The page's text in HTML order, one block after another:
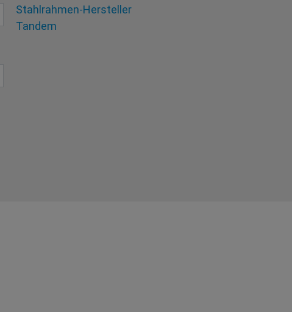
Stahlrahmen-Hersteller
Tandem